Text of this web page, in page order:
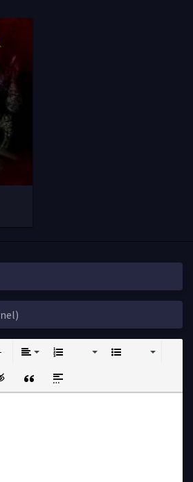
hidden text
Insert QuoteInsert spoiler